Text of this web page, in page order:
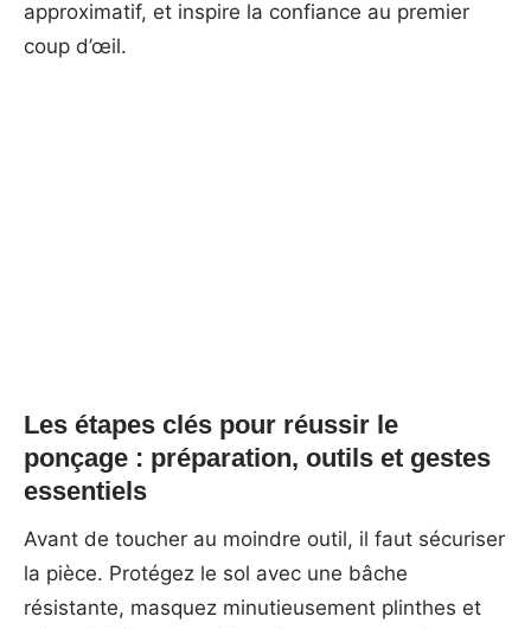
approximatif, et inspire la confiance au premier
coup d’œil.
Les étapes clés pour réussir le
ponçage : préparation, outils et gestes
essentiels
Avant de toucher au moindre outil, il faut sécuriser
la pièce. Protégez le sol avec une bâche
résistante, masquez minutieusement plinthes et